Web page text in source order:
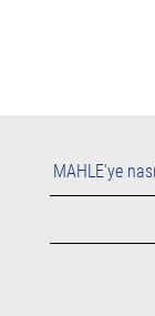
MAHLE'ye